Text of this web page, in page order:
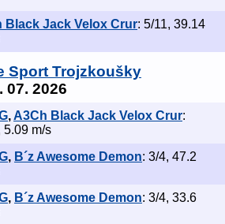
Black Jack Velox Crur: 5/11, 39.14
Sport Trojzkoušky
07. 2026
,A3Ch Black Jack Velox Crur:
5.09 m/s
, B´z Awesome Demon: 3/4, 47.2
, B´z Awesome Demon: 3/4, 33.6